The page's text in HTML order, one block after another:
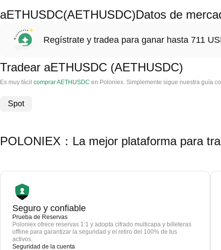
aETHUSDC(AETHUSDC)Datos de
Regístrate y tradea para ganar hasta 711
Tradear aETHUSDC (AETHUSDC)
Es muy fácil comprar AETHUSDC en Poloniex. Simplemente sigue nuestra guía
Spot
POLONIEX：La mejor plataforma para
Seguro y confiable
Prueba de Reservas
Poloniex ofrece reservas 1:1 y adopta cifrado multicapa y billeteras
offline para garantizar la seguridad y el retiro del 100% de tus
activos.
Seguridad de la cuenta